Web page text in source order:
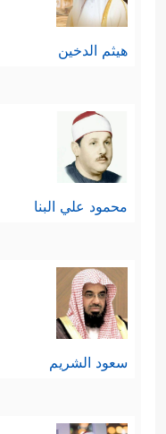
هيثم الدخين
محمود علي البنا
سعود الشريم